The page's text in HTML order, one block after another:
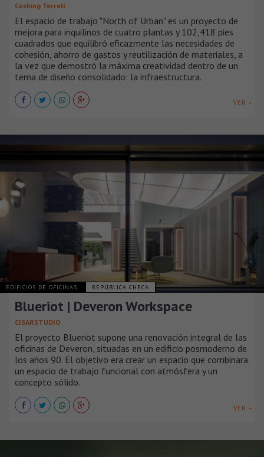
Cushing Terrell
El espacio de trabajo "North of Urban" es un proyecto de
mejora para inquilinos de cuatro plantas y 102,418 pies
cuadrados que equilibró eficazmente las necesidades de
cohesión, ahorro de gastos y reutilización de materiales, a
la vez que demostró la máxima creatividad dentro de un
tema de diseño consolidado: la infraestructura.
VER +
EDIFICIOS DE OFICINAS REPÚBLICA CHECA
Blueriot | Deveron Workspace
CISARSTUDIO
El proyecto Blueriot supone una renovación integral de las
oficinas de Deveron, situadas en un edificio posmoderno de
los años 90. El objetivo era crear un espacio que combinara
un espacio de trabajo funcional con atmósfera y un
concepto sólido.
VER +